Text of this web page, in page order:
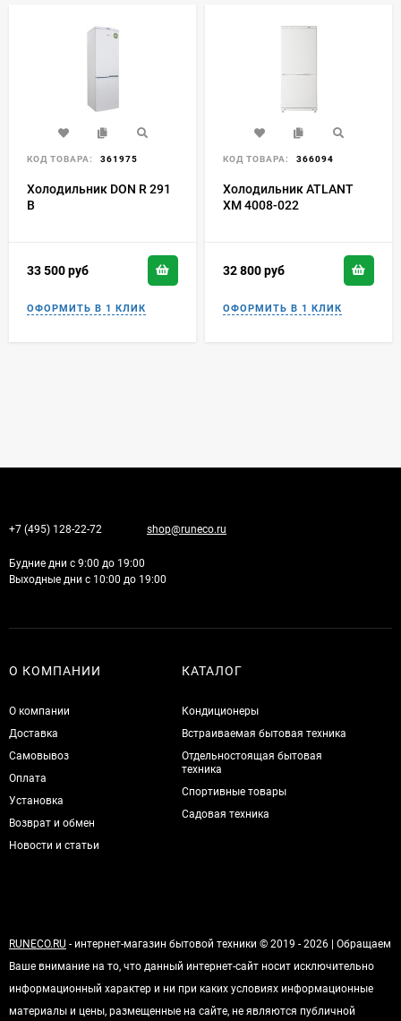
КОД ТОВАРА: 361975
Холодильник DON R 291
B
33 500руб
КОД ТОВАРА: 366094
Холодильник ATLANT
ХМ 4008-022
32 800руб
+7 (495) 128-22-72 shop@runeco.ru
Будние дни с 9:00 до 19:00
Выходные дни с 10:00 до 19:00
О КОМПАНИИ
О компании
Доставка
Самовывоз
Оплата
Установка
Возврат и обмен
Новости и статьи
КАТАЛОГ
Кондиционеры
Встраиваемая бытовая техника
Отдельностоящая бытовая
техника
Спортивные товары
Садовая техника
RUNECO.RU - интернет-магазин бытовой техники © 2019 - 2026 | Обращаем
Ваше внимание на то, что данный интернет-сайт носит исключительно
информационный характер и ни при каких условиях информационные
материалы и цены, размещенные на сайте, не являются публичной